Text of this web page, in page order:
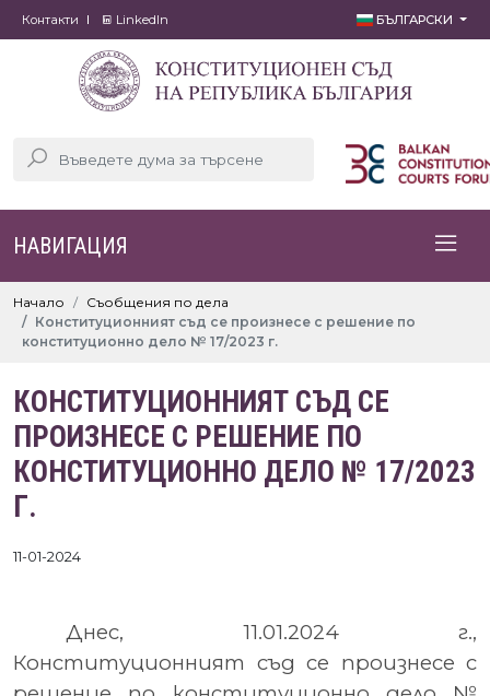
Контакти LinkedIn БЪЛГАРСКИ
НАВИГАЦИЯ
Начало
Съобщения по дела
Конституционният съд се произнесе с решение по
конституционно дело № 17/2023 г.
КОНСТИТУЦИОННИЯТ СЪД СЕ
ПРОИЗНЕСЕ С РЕШЕНИЕ ПО
КОНСТИТУЦИОННО ДЕЛО № 17/2023
Г.
11-01-2024
Днес, 11.01.2024 г.,
Конституционният съд се произнесе с